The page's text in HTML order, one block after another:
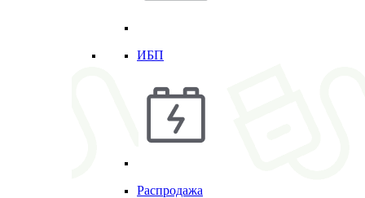
ИБП
Распродажа